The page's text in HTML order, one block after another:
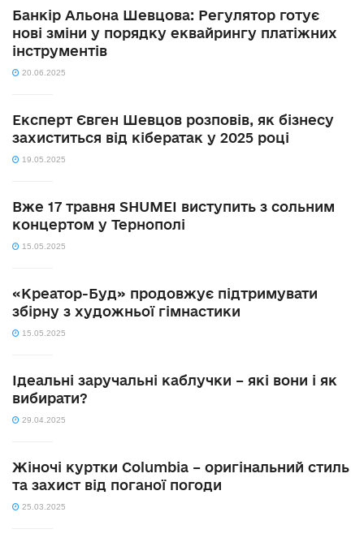
Банкір Альона Шевцова: Регулятор готує
нові зміни у порядку еквайрингу платіжних
інструментів
20.06.2025
Експерт Євген Шевцов розповів, як бізнесу
захиститься від кібератак у 2025 році
19.05.2025
Вже 17 травня SHUMEI виступить з сольним
концертом у Тернополі
15.05.2025
«Креатор-Буд» продовжує підтримувати
збірну з художньої гімнастики
15.05.2025
Ідеальні заручальні каблучки – які вони і як
вибирати?
29.04.2025
Жіночі куртки Columbia – оригінальний стиль
та захист від поганої погоди
25.03.2025